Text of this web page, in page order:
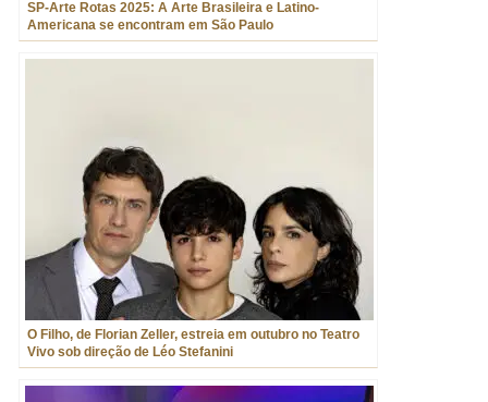
SP-Arte Rotas 2025: A Arte Brasileira e Latino-
Americana se encontram em São Paulo
O Filho, de Florian Zeller, estreia em outubro no Teatro
Vivo sob direção de Léo Stefanini